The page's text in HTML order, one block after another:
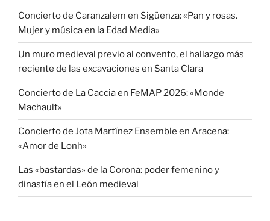
Concierto de Caranzalem en Sigüenza: «Pan y rosas.
Mujer y música en la Edad Media»
Un muro medieval previo al convento, el hallazgo más
reciente de las excavaciones en Santa Clara
Concierto de La Caccia en FeMAP 2026: «Monde
Machault»
Concierto de Jota Martínez Ensemble en Aracena:
«Amor de Lonh»
Las «bastardas» de la Corona: poder femenino y
dinastía en el León medieval